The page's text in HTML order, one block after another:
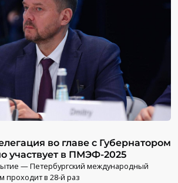
во главе с Губернатором
участвует в ПМЭФ-2025
— Петербургский международный
проходит в 28-й раз